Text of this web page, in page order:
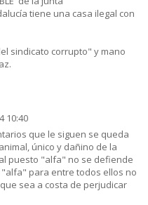
tiene una casa ilegal con
sindicato corrupto" y mano
10:40
que le siguen se queda
único y dañino de la
puesto "alfa" no se defiende
para entre todos ellos no
sea a costa de perjudicar